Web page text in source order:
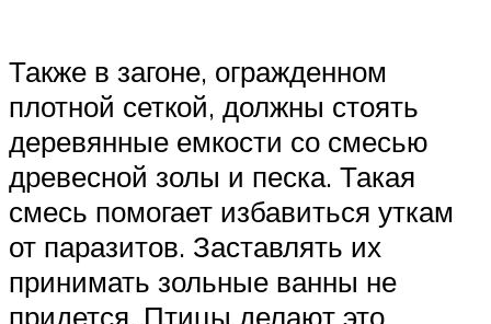
Также в загоне, огражденном
плотной сеткой, должны стоять
деревянные емкости со смесью
древесной золы и песка. Такая
смесь помогает избавиться уткам
от паразитов. Заставлять их
принимать зольные ванны не
придется. Птицы делают это